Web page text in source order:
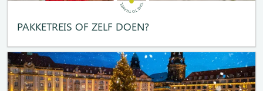
PAKKETREIS OF ZELF DOEN?